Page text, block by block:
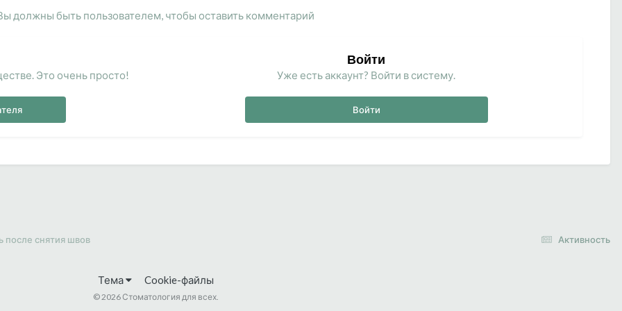
должны быть пользователем, чтобы оставить комментарий
Это очень просто!
Войти
Уже есть аккаунт? Войти в систему.
Войти
Активность
после снятия швов
Тема Cookie-файлы
©2026 Стоматология для всех.